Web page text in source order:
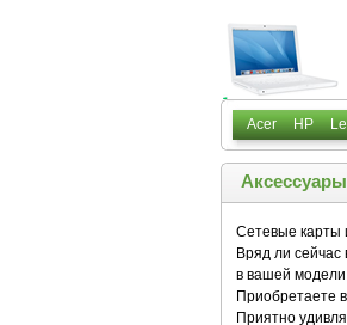
Acer HP
Сетевые карты
Вряд ли сейчас
в вашей модели
Приобретаете
Приятно